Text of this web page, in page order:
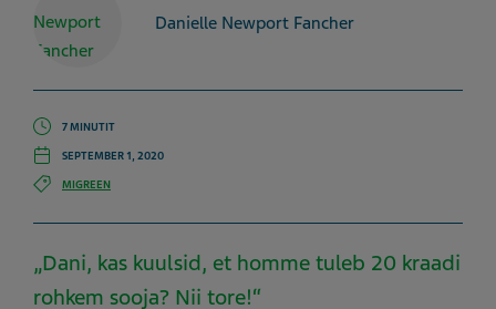
Danielle Newport Fancher
7 MINUTIT
SEPTEMBER 1, 2020
MIGREEN
„Dani, kas kuulsid, et homme tuleb 20 kraadi
rohkem sooja? Nii tore!“